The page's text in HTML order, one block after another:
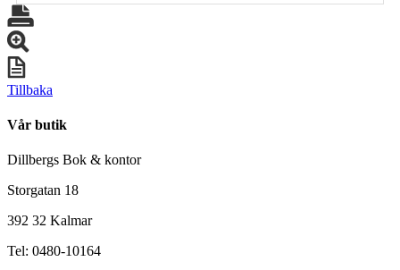
Tillbaka
Vår butik
Dillbergs Bok & kontor
Storgatan 18
392 32 Kalmar
Tel: 0480-10164